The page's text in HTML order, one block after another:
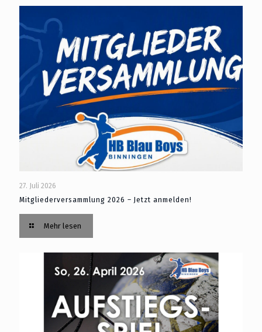
27. Juli 2026
Mitgliederversammlung 2026 – Jetzt anmelden!
Mehr lesen